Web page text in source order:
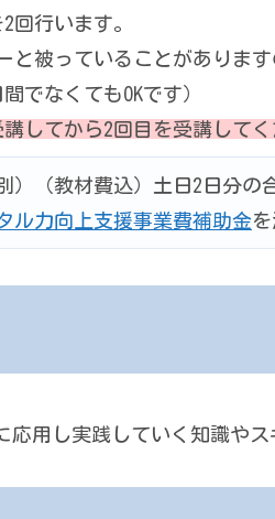
回行います。
と被っていることがありま
でなくてもOKです）
してから2回目を受講して
）（教材費込）土日2日分の
ル力向上支援事業費補助金
応用し実践していく知識やス